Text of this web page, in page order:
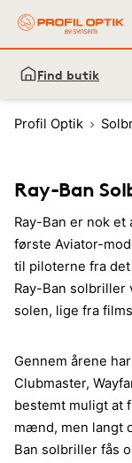
Find butik
Profil Optik
Ray-Ban
Ray-Ban er nok
første Aviator-
til piloterne fra det
Ray-Ban
solen, lige fra
Gennem årene
Clubmaster,
bestemt muligt at
mænd, men langt
Ban solbriller fås